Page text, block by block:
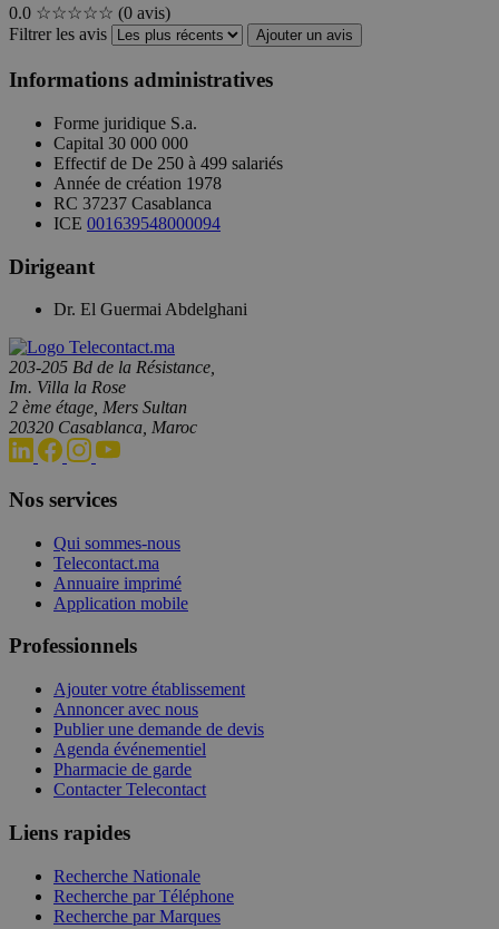
0.0 ☆☆☆☆☆ (0 avis)
Filtrer les avis
Ajouter un avis
Informations administratives
Forme juridique S.a.
Capital 30 000 000
Effectif de De 250 à 499 salariés
Année de création 1978
RC 37237 Casablanca
ICE 001639548000094
Dirigeant
Dr. El Guermai Abdelghani
203-205 Bd de la Résistance,
Im. Villa la Rose
2 ème étage, Mers Sultan
20320 Casablanca, Maroc
Nos services
Qui sommes-nous
Telecontact.ma
Annuaire imprimé
Application mobile
Professionnels
Ajouter votre établissement
Annoncer avec nous
Publier une demande de devis
Agenda événementiel
Pharmacie de garde
Contacter Telecontact
Liens rapides
Recherche Nationale
Recherche par Téléphone
Recherche par Marques